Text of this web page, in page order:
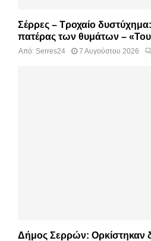
Σέρρες – Τροχαίο δυστύχημα:
πατέρας των θυμάτων –
Από: Serres24 7 Αυγούστου 2026
Δήμος Σερρών: Ορκίστηκαν